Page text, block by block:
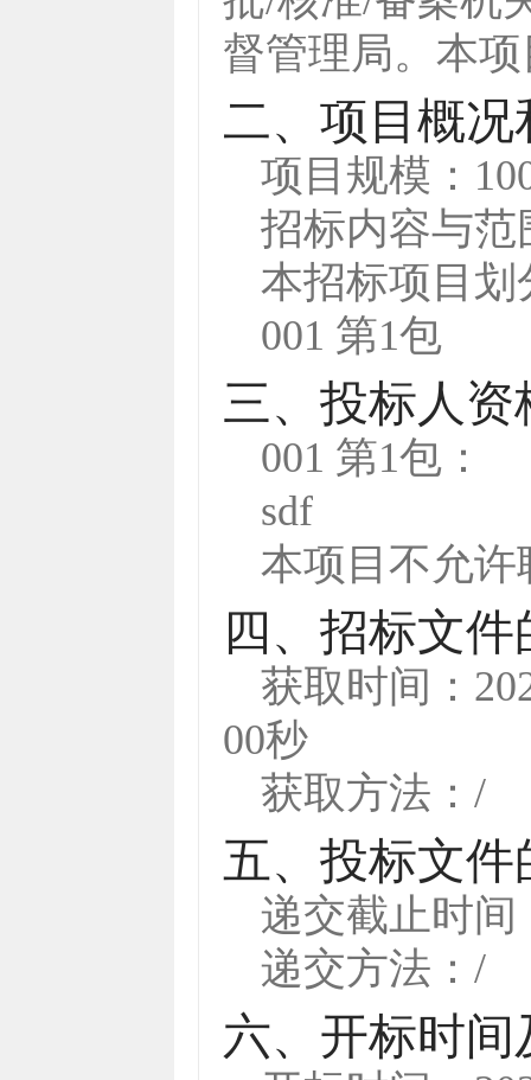
督管理局。本
二、项目概况
项目规模：
招标内容与范
本招标项目划
001 第1包
三、投标人资
001 第1包：
sdf
本项目 不允许
四、招标文件
获取时间：
00秒
获取方法： /
五、投标文件
递交截止时间
递交方法： /
六、开标时间